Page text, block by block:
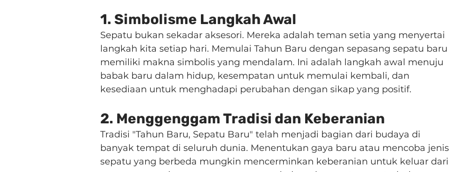
1. Simbolisme Langkah Awal
Sepatu bukan sekadar aksesori. Mereka adalah teman setia yang menyertai
langkah kita setiap hari. Memulai Tahun Baru dengan sepasang sepatu baru
memiliki makna simbolis yang mendalam. Ini adalah langkah awal menuju
babak baru dalam hidup, kesempatan untuk memulai kembali, dan
kesediaan untuk menghadapi perubahan dengan sikap yang positif.
2. Menggenggam Tradisi dan Keberanian
Tradisi "Tahun Baru, Sepatu Baru" telah menjadi bagian dari budaya di
banyak tempat di seluruh dunia. Menentukan gaya baru atau mencoba jenis
sepatu yang berbeda mungkin mencerminkan keberanian untuk keluar dari